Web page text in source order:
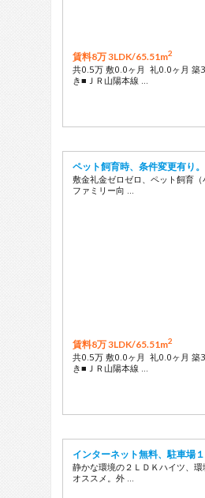
賃料8万 3LDK/65.51m2
共0.5万 敷0.0ヶ月 礼0.0ヶ月 築
き■ＪＲ山陽本線 …
ペット飼育時、条件変更有り。
敷金礼金ゼロゼロ、ペット飼育
ファミリー向 …
賃料8万 3LDK/65.51m2
共0.5万 敷0.0ヶ月 礼0.0ヶ月 築
き■ＪＲ山陽本線 …
インターネット無料、駐車場
静かな環境の２ＬＤＫハイツ、
オススメ。外 …